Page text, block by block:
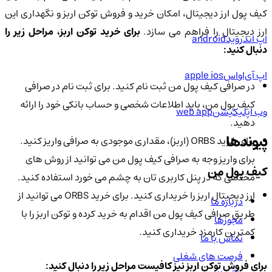
کیف پول ارز دیجیتال، امکان خرید و فروش توکن اربز و نگهداری این
ارز دیجیتال را فراهم می سازد.برای خرید توکن اربز، مراحل زیر را
دنبال کنید:
در صرافی کیف پول من ثبت نام کنید. برای ثبت نام در صرافی
کیف پول من، باید اطلاعات شخصی و حساب بانکی خود را ارائه
دهید.
برای خرید ORBS (اربز)، مقداری موجودی به صرافی واریز کنید.
برای واریز وجه به صرافی کیف پول من می توانید از روش های
مختلفی که در پنل کاربری تان به چشم می خورد استفاده کنید.
ارز دیجیتال اربز را خریداری کنید. برای خرید ORBS می توانید از
طریق صرافی کیف پول من اقدام به خرید کرده و توکن اربز را با
کمترین کارمزد خریداری کنید.
برای فروش توکن اربز نیز کافیست مراحل زیر را دنبال کنید:
اپ اندرویدandroid
اپ آی‌او‌اسapple ios
وب اپلیکیشنweb app
پیوندها
کیف پول من
درباره ما
مجوزها
تماس با ما
فرصت های شغلی